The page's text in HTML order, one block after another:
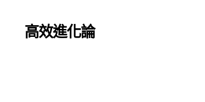
高效進化論